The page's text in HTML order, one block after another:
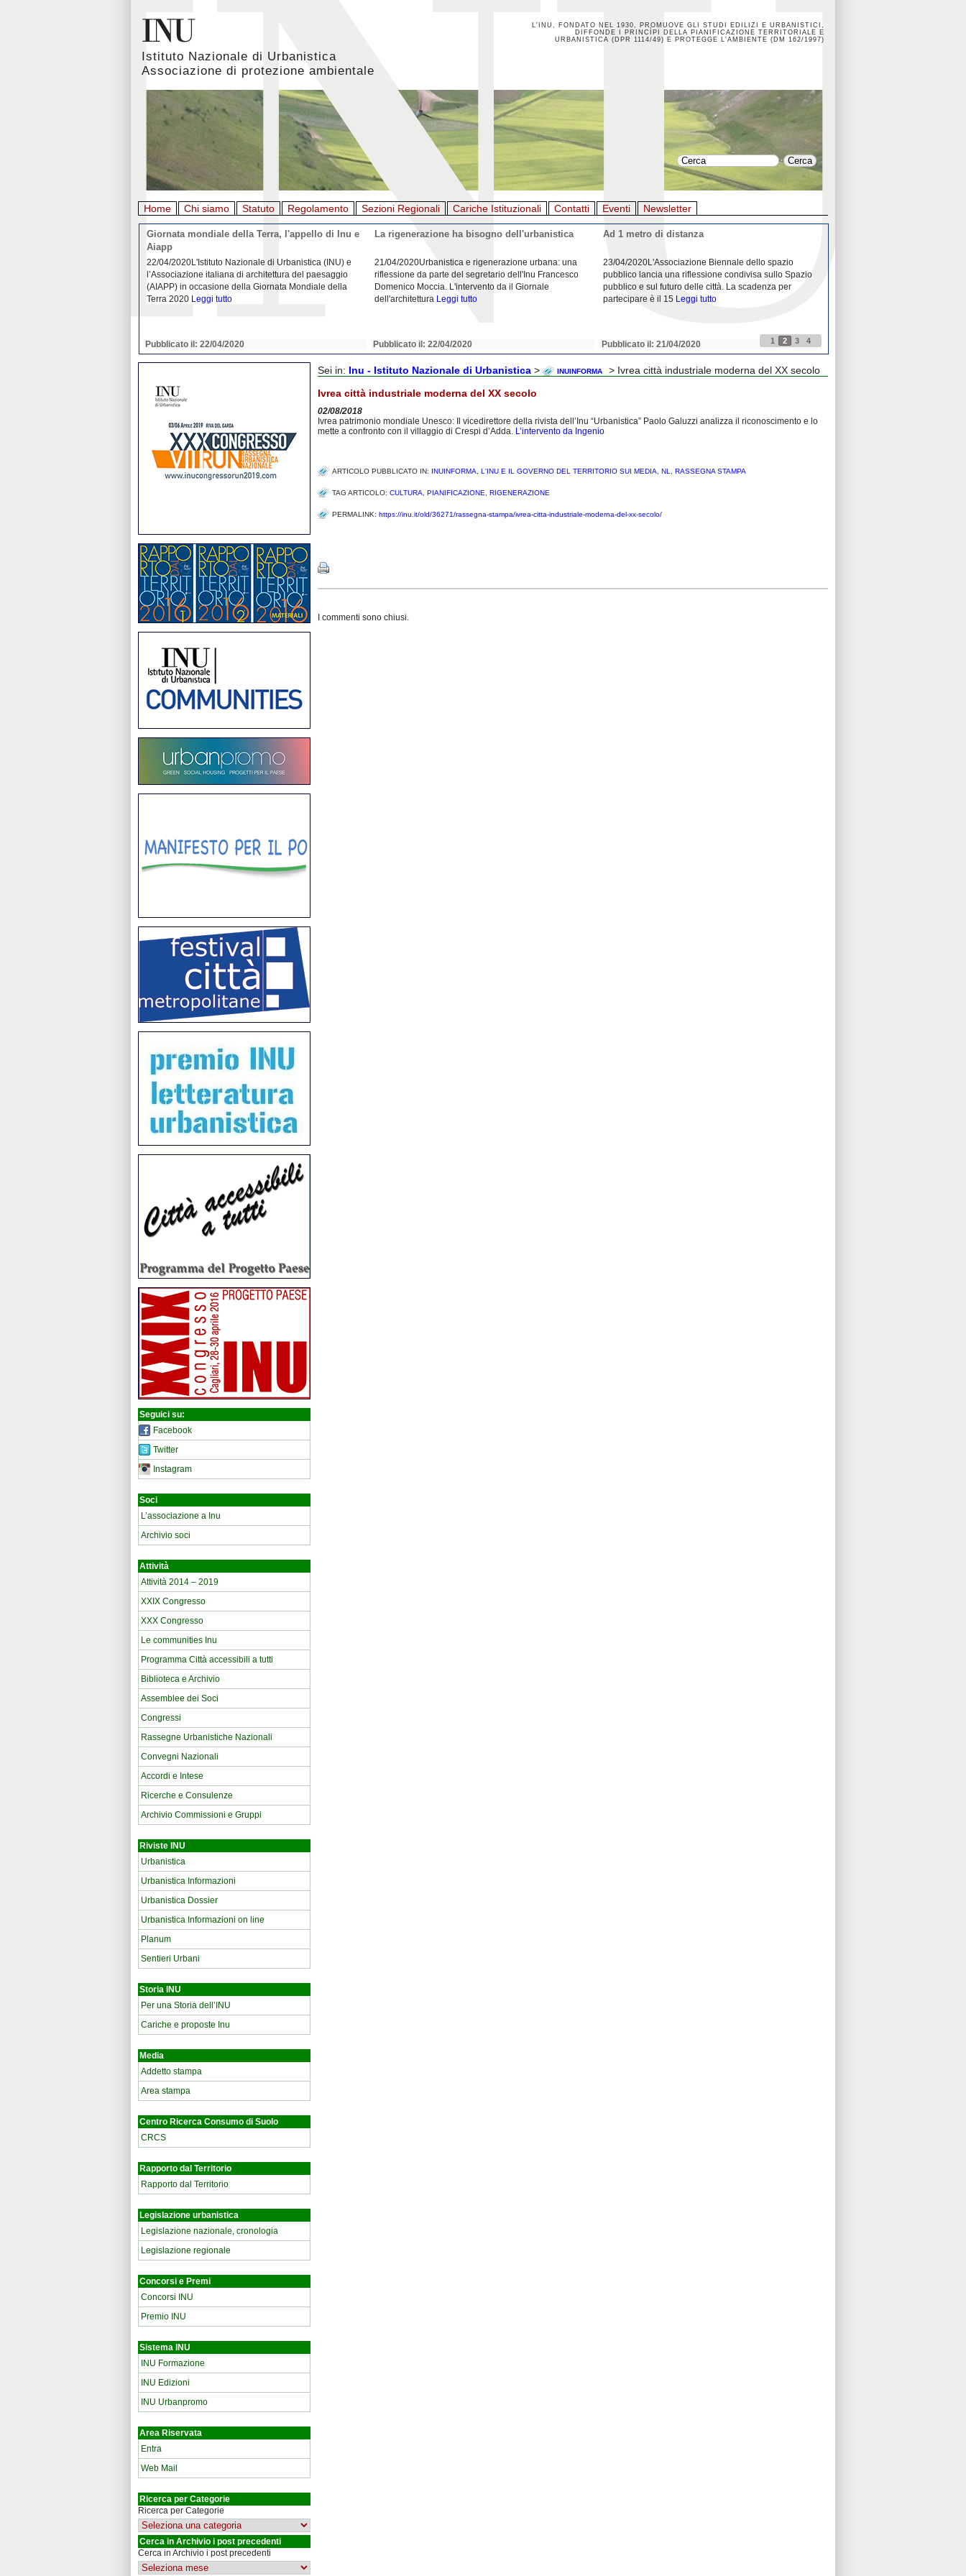
Istituto Nazionale di Urbanistica
Associazione di protezione ambientale
L'INU, FONDATO NEL 1930, PROMUOVE GLI STUDI EDILIZI E URBANISTICI,
DIFFONDE I PRINCÌPI DELLA PIANIFICAZIONE TERRITORIALE E
URBANISTICA (DPR 1114/49) E PROTEGGE L'AMBIENTE (DM 162/1997)
Home Chi siamo Statuto Regolamento Sezioni Regionali Cariche Istituzionali Contatti Eventi Newsletter
Giornata mondiale della Terra, l'appello di Inu e
Aiapp
22/04/2020L'Istituto Nazionale di Urbanistica (INU) e
l’Associazione italiana di architettura del paesaggio
(AIAPP) in occasione della Giornata Mondiale della
Terra 2020 Leggi tutto
Pubblicato il: 22/04/2020
La rigenerazione ha bisogno dell'urbanistica
21/04/2020Urbanistica e rigenerazione urbana: una
riflessione da parte del segretario dell'Inu Francesco
Domenico Moccia. L'intervento da il Giornale
dell'architettura Leggi tutto
Pubblicato il: 22/04/2020
Ad 1 metro di distanza
23/04/2020L'Associazione Biennale dello spazio
pubblico lancia una riflessione condivisa sullo Spazio
pubblico e sul futuro delle città. La scadenza per
partecipare è il 15 Leggi tutto
Pubblicato il: 21/04/2020 1 2 3 4
Seguici su:
Facebook
Twitter
Instagram
Soci
L’associazione a Inu
Archivio soci
Attività
Attività 2014 – 2019
XXIX Congresso
XXX Congresso
Le communities Inu
Programma Città accessibili a tutti
Biblioteca e Archivio
Assemblee dei Soci
Congressi
Rassegne Urbanistiche Nazionali
Convegni Nazionali
Accordi e Intese
Ricerche e Consulenze
Archivio Commissioni e Gruppi
Riviste INU
Urbanistica
Urbanistica Informazioni
Urbanistica Dossier
Urbanistica Informazioni on line
Planum
Sentieri Urbani
Storia INU
Per una Storia dell’INU
Cariche e proposte Inu
Media
Addetto stampa
Area stampa
Centro Ricerca Consumo di Suolo
CRCS
Rapporto dal Territorio
Rapporto dal Territorio
Legislazione urbanistica
Legislazione nazionale, cronologia
Legislazione regionale
Concorsi e Premi
Concorsi INU
Premio INU
Sistema INU
INU Formazione
INU Edizioni
INU Urbanpromo
Area Riservata
Entra
Web Mail
Ricerca per Categorie
Ricerca per Categorie
Cerca in Archivio i post precedenti
Cerca in Archivio i post precedenti
Sei in: Inu - Istituto Nazionale di Urbanistica > INUINFORMA
> Ivrea città industriale moderna del XX secolo
Ivrea città industriale moderna del XX secolo
02/08/2018
Ivrea patrimonio mondiale Unesco: Il vicedirettore della rivista dell’Inu “Urbanistica” Paolo Galuzzi analizza il riconoscimento e lo
mette a confronto con il villaggio di Crespi d’Adda. L’intervento da Ingenio
ARTICOLO PUBBLICATO IN: INUINFORMA L'INU E IL GOVERNO DEL TERRITORIO SUI MEDIA NL RASSEGNA STAMPA
TAG ARTICOLO: CULTURA PIANIFICAZIONE RIGENERAZIONE
PERMALINK: https://inu.it/old/36271/rassegna-stampa/ivrea-citta-industriale-moderna-del-xx-secolo/
I commenti sono chiusi.